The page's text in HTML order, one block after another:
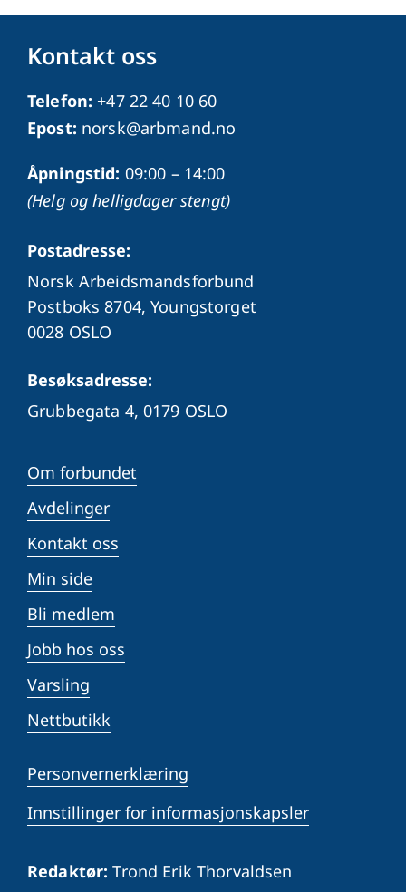
Kontakt oss
Telefon: +47 22 40 10 60
Epost: norsk@arbmand.no
Åpningstid: 09:00 – 14:00
(Helg og helligdager stengt)
Postadresse:
Norsk Arbeidsmandsforbund
Postboks 8704, Youngstorget
0028 OSLO
Besøksadresse:
Grubbegata 4,0179 OSLO
Om forbundet
Avdelinger
Kontakt oss
Min side
Bli medlem
Jobb hos oss
Varsling
Nettbutikk
Personvernerklæring
Innstillinger for informasjonskapsler
Redaktør: Trond Erik Thorvaldsen